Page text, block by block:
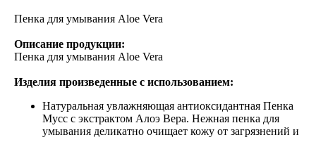
Пенка для умывания Aloe Vera
Описание продукции:
Пенка для умывания Aloe Vera
Изделия произведенные с использованием:
Натуральная увлажняющая антиоксидантная Пенка
Мусс с экстрактом Алоэ Вера. Нежная пенка для
умывания деликатно очищает кожу от загрязнений и